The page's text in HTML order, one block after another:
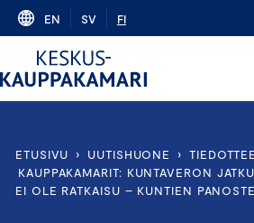
Skip
content
EN SV FI
ETUSIVU › UUTISHUONE ›
KAUPPAKAMARIT: KUNTAVERON
EI OLE RATKAISU – KUNTIEN